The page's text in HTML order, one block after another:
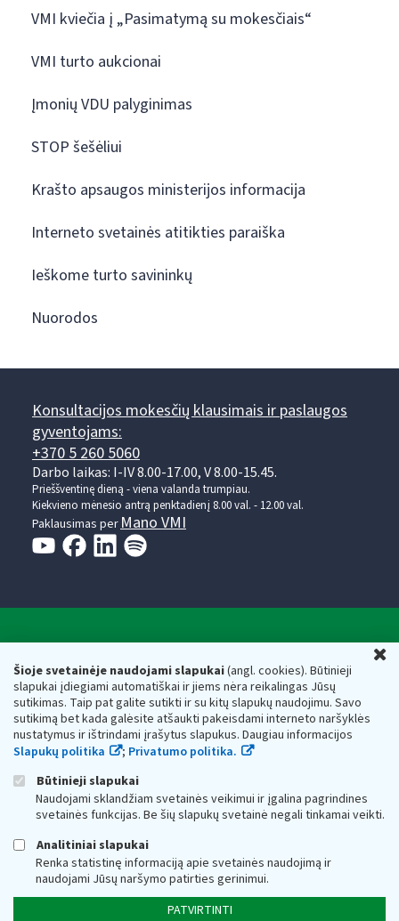
Šioje svetainėje naudojami slapukai(angl. cookies). Būtinieji
slapukai įdiegiami automatiškai ir jiems nėra reikalingas Jūsų
sutikimas. Taip pat galite sutikti ir su kitų slapukų naudojimu. Savo
sutikimą bet kada galėsite atšaukti pakeisdami interneto naršyklės
nustatymus ir ištrindami įrašytus slapukus. Daugiau informacijos
Slapukų politika
; Privatumo politika.
Būtinieji slapukai
Naudojami sklandžiam svetainės veikimui ir įgalina pagrindines
svetainės funkcijas. Be šių slapukų svetainė negali tinkamai veikti.
Analitiniai slapukai
Renka statistinę informaciją apie svetainės naudojimą ir
naudojami Jūsų naršymo patirties gerinimui.
PATVIRTINTI
VMI kviečia į „Pasimatymą su mokesčiais“
VMI turto aukcionai
Įmonių VDU palyginimas
STOP šešėliui
Krašto apsaugos ministerijos informacija
Interneto svetainės atitikties paraiška
Ieškome turto savininkų
Nuorodos
Konsultacijos mokesčių klausimais ir paslaugos
gyventojams:
+370 5 260 5060
Darbo laikas: I-IV 8.00-17.00, V 8.00-15.45.
Prieššventinę dieną - viena valanda trumpiau.
Kiekvieno mėnesio antrą penktadienį 8.00 val. - 12.00 val.
Paklausimas per Mano VMI
Respublikos finansų ministerijos
Biudžetinė įstaiga. Juridinio asmens kodas — 188659752,
adresas: Vasario 16-osios g. 14, 01107 Vilnius, Lietuva, el.paštas:
vmi@vmi.lt, E. pristatymo dėžutės adresas 188659752
Duomenys apie Valstybinę mokesčių inspekciją prie Lietuvos
Respublikos finansų ministerijos kaupiami ir saugomi Juridinių